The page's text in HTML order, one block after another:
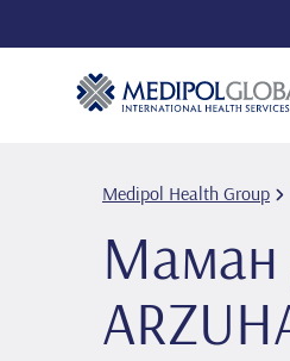
Medipol Health Group
Маман